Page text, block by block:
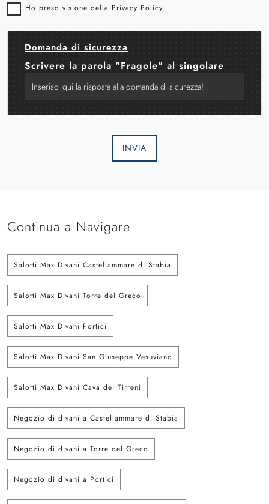
Ho preso visione della Privacy Policy
Domanda di sicurezza
Scrivere la parola "Fragole" al singolare
INVIA
Continua a Navigare
Salotti Max Divani Castellammare di Stabia
Salotti Max Divani Torre del Greco
Salotti Max Divani Portici
Salotti Max Divani San Giuseppe Vesuviano
Salotti Max Divani Cava dei Tirreni
Negozio di divani a Castellammare di Stabia
Negozio di divani a Torre del Greco
Negozio di divani a Portici